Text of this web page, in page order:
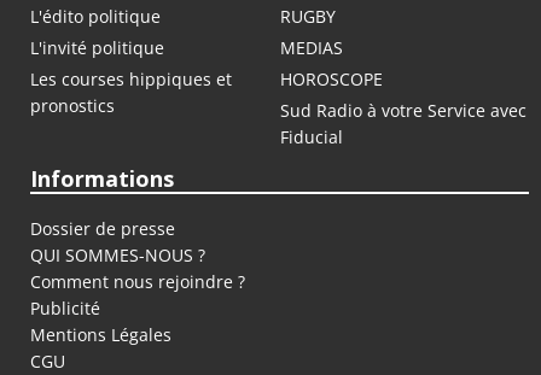
L'édito politique
RUGBY
L'invité politique
MEDIAS
Les courses hippiques et
pronostics
HOROSCOPE
Sud Radio à votre Service avec
Fiducial
Informations
Dossier de presse
QUI SOMMES-NOUS ?
Comment nous rejoindre ?
Publicité
Mentions Légales
CGU